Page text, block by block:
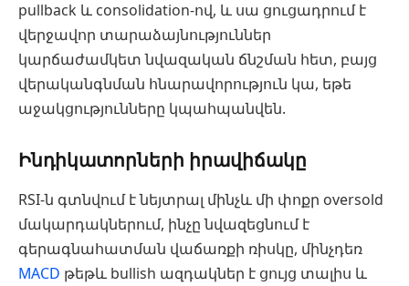
pullback և consolidation-ով, և սա ցուցադրում է
վերջավոր տարաձայնություններ
կարճաժամկետ նվազական ճնշման հետ, բայց
վերականգնման հնարավորություն կա, եթե
աջակցությունները կպահպանվեն.
Ինդիկատորների իրավիճակը
RSI-ն գտնվում է նեյտրալ մինչև մի փոքր oversold
մակարդակներում, ինչը նվազեցնում է
գերագնահատման վաճառքի ռիսկը, մինչդեռ
MACD թեթև bullish ազդակներ է ցույց տալիս և